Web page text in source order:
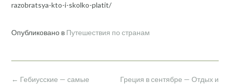
razobratsya-kto-i-skolko-platit/
Опубликовано в Путешествия по странам
Навигация
Греция в сентябре — Отдых и
← Гебиусские — самые